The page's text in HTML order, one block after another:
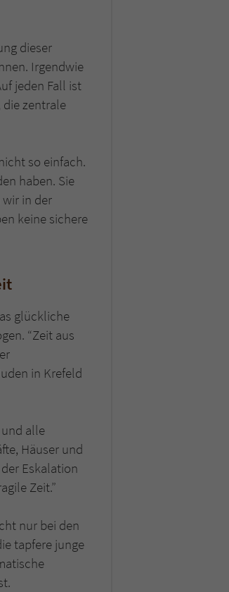
dieser
Irgendwie
jeden Fall ist
die zentrale
so einfach.
haben. Sie
in der
keine sichere
glückliche
“Zeit aus
in Krefeld
alle
Häuser und
Eskalation
Zeit.”
nur bei den
tapfere junge